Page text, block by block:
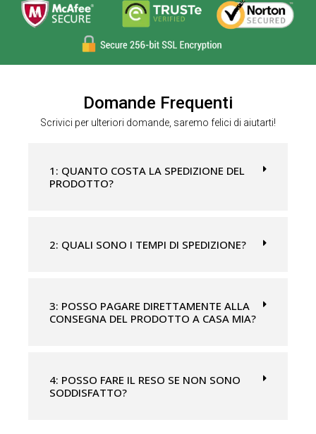
c
Domande Frequenti
Scrivici per ulteriori domande, saremo felici di aiutarti!
1: QUANTO COSTA LA SPEDIZIONE DEL
PRODOTTO?
2: QUALI SONO I TEMPI DI SPEDIZIONE?
3: POSSO PAGARE DIRETTAMENTE ALLA
CONSEGNA DEL PRODOTTO A CASA MIA?
4: POSSO FARE IL RESO SE NON SONO
SODDISFATTO?